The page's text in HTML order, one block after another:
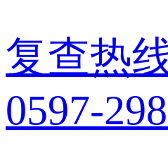
复查热
0597-